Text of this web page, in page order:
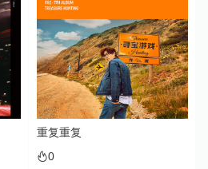
重复重复
0